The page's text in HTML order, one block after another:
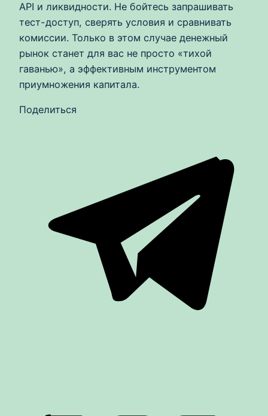
API и ликвидности. Не бойтесь запрашивать
тест-доступ, сверять условия и сравнивать
комиссии. Только в этом случае денежный
рынок станет для вас не просто «тихой
гаванью», а эффективным инструментом
приумножения капитала.
Поделиться